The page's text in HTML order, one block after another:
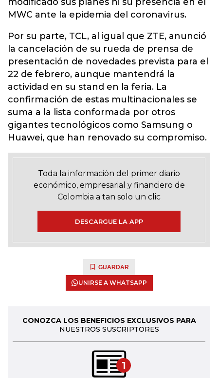
MWC ante la epidemia del coronavirus.
Por su parte, TCL, al igual que ZTE, anunció
la cancelación de su rueda de prensa de
presentación de novedades prevista para el
22 de febrero, aunque mantendrá la
actividad en su stand en la feria. La
confirmación de estas multinacionales se
suma a la lista conformada por otros
gigantes tecnológicos como Samsung o
Huawei, que han renovado su compromiso.
Toda la información del primer diario
económico, empresarial y financiero de
Colombia a tan solo un clic
DESCARGUE LA APP
GUARDAR
UNIRSE A WHATSAPP
CONOZCA LOS BENEFICIOS EXCLUSIVOS PARA
NUESTROS SUSCRIPTORES
1